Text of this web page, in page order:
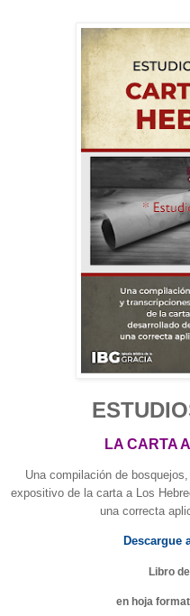
LA CARTA
Una compilación de
expositivo de la carta a Los
una correcta
Descargue
Libro
en hoja